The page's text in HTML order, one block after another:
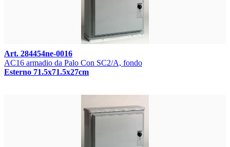
Art. 284454ne-0016
AC16 armadio da Palo Con SC2/A, fondo
Esterno 71.5x71.5x27cm